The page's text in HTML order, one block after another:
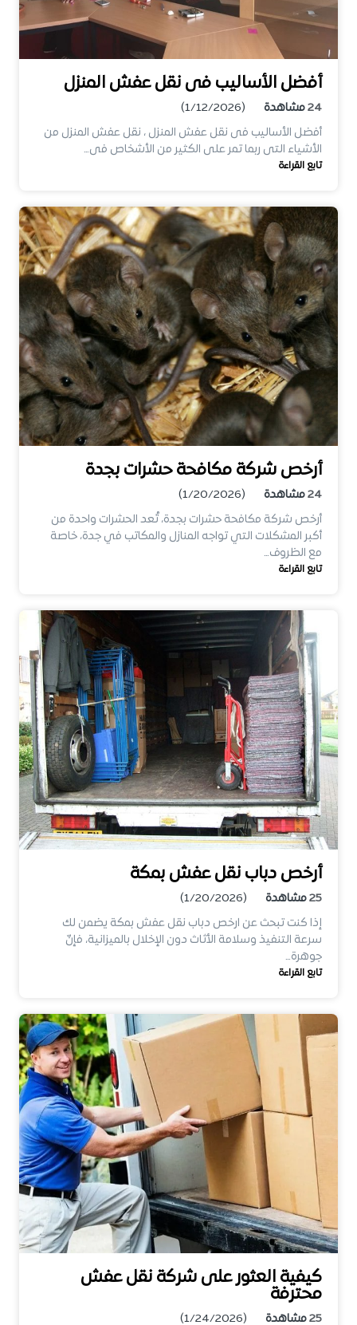
أفضل الأساليب فى نقل عفش المنزل
24مشاهدة
(1/12/2026)
أفضل الأساليب فى نقل عفش المنزل ، نقل عفش المنزل من
الأشياء التى ربما تمر على الكثير من الأشخاص فى…
تابع القراءة
أرخص شركة مكافحة حشرات بجدة
24مشاهدة
(1/20/2026)
أرخص شركة مكافحة حشرات بجدة، تُعد الحشرات واحدة من
أكبر المشكلات التي تواجه المنازل والمكاتب في جدة، خاصة
مع الظروف…
تابع القراءة
أرخص دباب نقل عفش بمكة
25مشاهدة
(1/20/2026)
إذا كنت تبحث عن ارخص دباب نقل عفش بمكة يضمن لك
سرعة التنفيذ وسلامة الأثاث دون الإخلال بالميزانية، فإنّ
جوهرة…
تابع القراءة
كيفية العثور على شركة نقل عفش
محترفة
25مشاهدة (1/24/2026)